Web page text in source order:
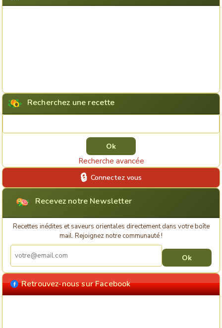
Recherchez une recette
Recherche avancée
Connectez vous
Recevez notre Newsletter
Recettes inédites et saveurs orientales directement dans votre boîte
mail. Rejoignez notre communauté !
Retrouvez-nous sur Facebook